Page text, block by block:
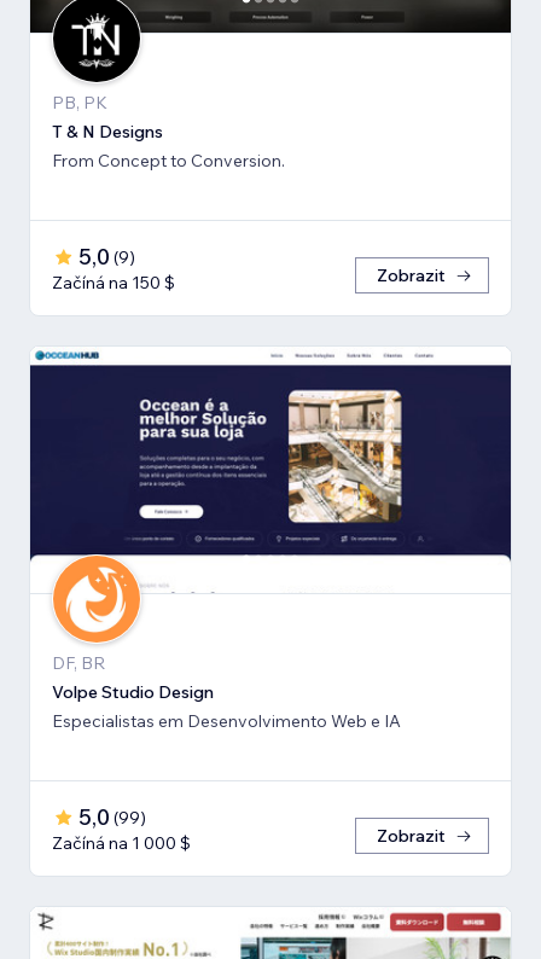
PB, PK
T & N Designs
From Concept to Conversion.
5,0 (9)
Začíná na 150 $
Zobrazit
DF, BR
Volpe Studio Design
Especialistas em Desenvolvimento Web e IA
5,0 (99)
Začíná na 1 000 $
Zobrazit